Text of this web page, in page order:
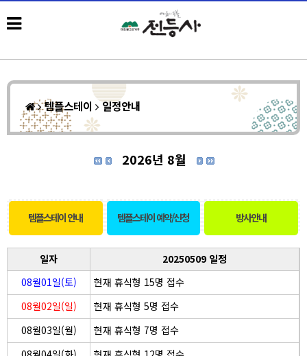
템플스테이 일정안내
2026년 8월
템플스테이 안내 템플스테이 예약/신청 방사안내
일자
20250509 일정
08월01일(토)
현재 휴식형 15명 접수
08월02일(일)
현재 휴식형 5명 접수
08월03일(월)
현재 휴식형 7명 접수